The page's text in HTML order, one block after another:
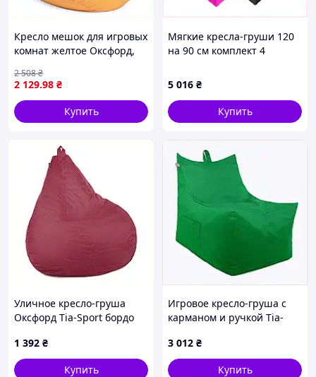
Кресло мешок для игровых
комнат желтое Оксфорд,
2 129.98 ₴
2 508₴
Купить
Мягкие кресла-груши 120
на 90 см комплект 4
5 016 ₴
Купить
Уличное кресло-груша
Оксфорд Tia-Sport бордо
1 392 ₴
Купить
Игровое кресло-груша с
карманом и ручкой Tia-
3 012 ₴
Купить